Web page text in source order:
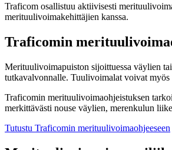
Traficom osallistuu aktiivisesti
merituulivoimakehittäjien kanssa.
Traficomin
Merituulivoimapuiston sijoittuessa väylien
tutkavalvonnalle. Tuulivoimalat voivat myös
Traficomin merituulivoimaohjeistuksen
merkittävästi nouse väylien, merenkulun
Tutustu Traficomin merituulivoimaohjeeseen